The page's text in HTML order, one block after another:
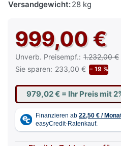
Versandgewicht:28 kg
999,00 €
Unverb. Preisempf.: 1.232,00 €
Die UVP ist der
Sie sparen: 233,00 € − 19 %
979,02 € = Ihr Preis mit